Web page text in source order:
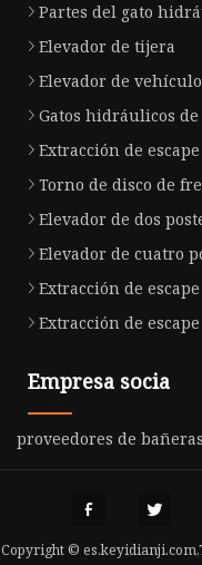
Partes del gato
Elevador de tijera
Elevador de
Gatos hidráulicos
Extracción de escape
Torno de disco de
Elevador de dos
Elevador de cuatro
Extracción de
Extracción de
Empresa socia
proveedores de
Copyright ©